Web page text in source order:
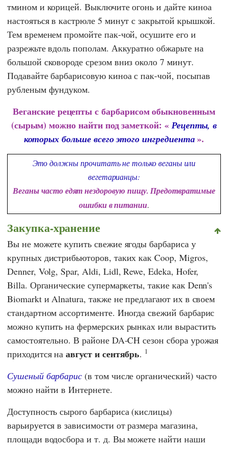
тмином и корицей. Выключите огонь и дайте киноа
настояться в кастрюле 5 минут с закрытой крышкой.
Тем временем промойте пак-чой, осушите его и
разрежьте вдоль пополам. Аккуратно обжарьте на
большой сковороде срезом вниз около 7 минут.
Подавайте барбарисовую киноа с пак-чой, посыпав
рубленым фундуком.
Веганские рецепты с барбарисом обыкновенным
(сырым) можно найти под заметкой: « Рецепты, в
которых больше всего этого ингредиента».
Это должны прочитать не только веганы или
вегетарианцы:
Веганы часто едят нездоровую пищу. Предотвратимые
ошибки в питании.
Закупка-хранение
Вы не можете купить свежие ягоды барбариса у
крупных дистрибьюторов, таких какCoop, Migros,
Denner, Volg,Spar, Aldi, Lidl,Rewe,Edeka, Hofer,
Billa. Органические супермаркеты, такие как Denn's
BiomarktиAlnatura, также не предлагают их в своем
стандартном ассортименте. Иногда свежий барбарис
можно купить на фермерских рынках или вырастить
самостоятельно. В районе DA-CH сезон сбора урожая
приходится наавгуст и сентябрь. 1
Сушеный барбарис (в том числе органический) часто
можно найти в Интернете.
Доступность сырого барбариса (кислицы)
варьируется в зависимости от размера магазина,
площади водосбора и т. д. Вы можете найти наши